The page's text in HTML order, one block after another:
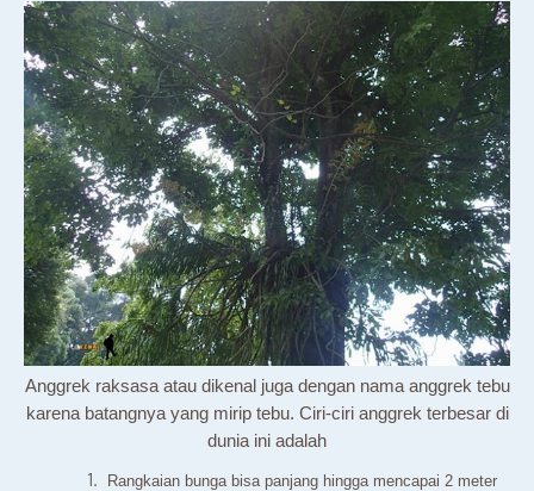
Anggrek raksasa atau dikenal juga dengan nama anggrek tebu
karena batangnya yang mirip tebu. Ciri-ciri anggrek terbesar di
dunia ini adalah
Rangkaian bunga bisa panjang hingga mencapai 2 meter